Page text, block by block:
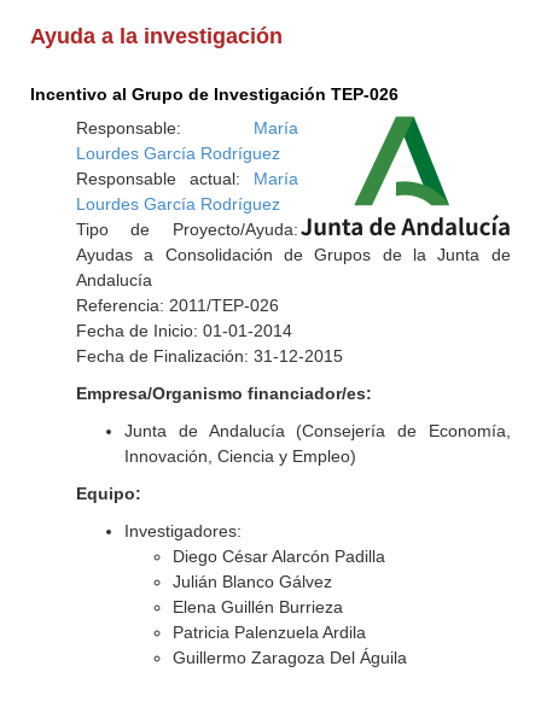
Ayuda a la investigación
Incentivo al Grupo de Investigación TEP-026
Responsable: María
Lourdes García Rodríguez
Responsable actual: María
Lourdes García Rodríguez
Tipo de Proyecto/Ayuda:
Ayudas a Consolidación de Grupos de la Junta de
Andalucía
Referencia: 2011/TEP-026
Fecha de Inicio: 01-01-2014
Fecha de Finalización: 31-12-2015
Empresa/Organismo financiador/es:
Junta de Andalucía (Consejería de Economía,
Innovación, Ciencia y Empleo)
Equipo:
Investigadores:
Diego César Alarcón Padilla
Julián Blanco Gálvez
Elena Guillén Burrieza
Patricia Palenzuela Ardila
Guillermo Zaragoza Del Águila